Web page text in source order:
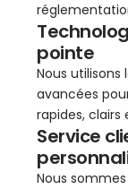
pointe
Nous
avancées
rapides, clairs
Service
Nous